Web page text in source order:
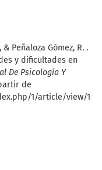
& Peñaloza Gómez, R. .
y dificultades en
De Psicología Y
de
1/article/view/1